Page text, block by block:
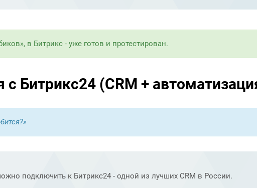
в Битрикс - уже готов и протестирован.
Битрикс24 (CRM +
подключить к Битрикс24 - одной из лучших CRM в России.